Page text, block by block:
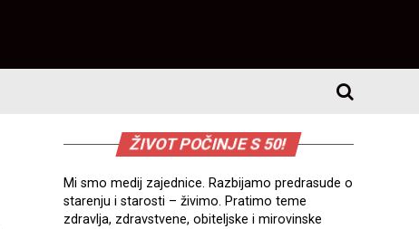
ŽIVOT POČINJE S 50!
Mi smo medij zajednice. Razbijamo predrasude o
starenju i starosti – živimo. Pratimo teme
zdravlja, zdravstvene, obiteljske i mirovinske